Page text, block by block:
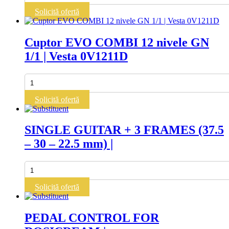
T.S.
EVO
COMBI
10
nivele
GN
1/1
Vesta
0V1011E
Solicită ofertă
Cuptor EVO COMBI 12 nivele GN
1/1 | Vesta 0V1211D
Cantitate
Cuptor
EVO
COMBI
12
GN
|
Vesta
0V1211D
Solicită ofertă
SINGLE GUITAR + 3 FRAMES (37.5
– 30 – 22.5 mm) |
Cantitate
SINGLE
GUITAR
+
3
(37.5
Solicită ofertă
PEDAL CONTROL FOR